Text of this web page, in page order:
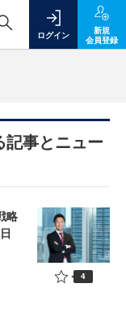
ログイン
新規
会員登録
記事とニュー
略
4